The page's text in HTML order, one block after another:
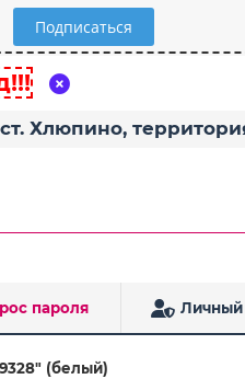
Хлюпино,
пароля Личный
(белый)